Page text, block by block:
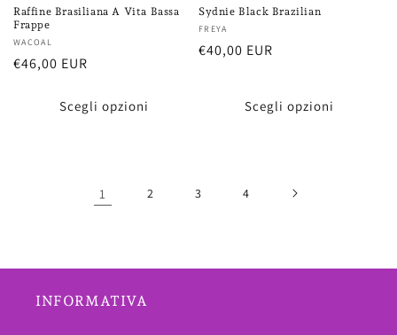
Raffine Brasiliana A Vita Bassa
Frappe
Fornitore:
WACOAL
Prezzo
€46,00 EUR
Scegli opzioni
Sydnie Black Brazilian
Fornitore:
FREYA
Prezzo
€40,00 EUR
Scegli opzioni
1 2 3 4
INFORMATIVA